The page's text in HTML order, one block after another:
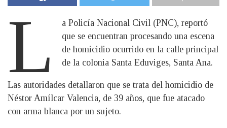
L
a Policía Nacional Civil (PNC), reportó
que se encuentran procesando una escena
de homicidio ocurrido en la calle principal
de la colonia Santa Eduviges, Santa Ana.
Las autoridades detallaron que se trata del homicidio de
Néstor Amílcar Valencia, de 39 años, que fue atacado
con arma blanca por un sujeto.